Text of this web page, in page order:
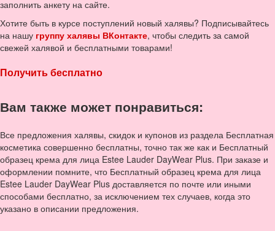
заполнить анкету на сайте.
Хотите быть в курсе поступлений новый халявы? Подписывайтесь
на нашу группу халявы ВКонтакте, чтобы следить за самой
свежей халявой и бесплатными товарами!
Получить бесплатно
Вам также может понравиться:
Все предложения халявы, скидок и купонов из раздела Бесплатная
косметика совершенно бесплатны, точно так же как и Бесплатный
образец крема для лица Estee Lauder DayWear Plus. При заказе и
оформлении помните, что Бесплатный образец крема для лица
Estee Lauder DayWear Plus доставляется по почте или иными
способами бесплатно, за исключением тех случаев, когда это
указано в описании предложения.